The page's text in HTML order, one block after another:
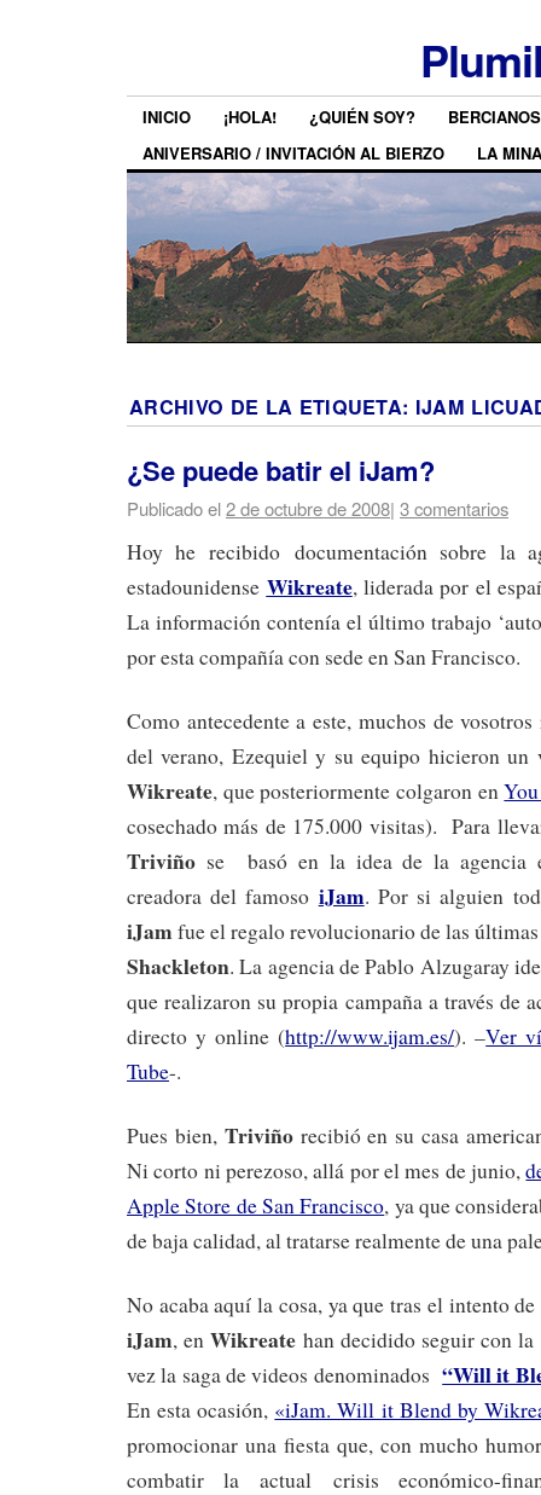
INICIO ¡HOLA! ¿QUIÉN SOY?
ANIVERSARIO / INVITACIÓN AL BIERZO
LA MINA
ARCHIVO DE LA ETIQUETA: IJAM
¿Se puede batir el iJam?
Publicado el2 de octubre de 2008| 3 comentarios
Hoy he recibido documentación sobre la
estadounidense Wikreate, liderada por el
La información contenía el último trabajo
por esta compañía con sede en San Francisco.
Como antecedente a este, muchos de
del verano, Ezequiel y su equipo hicieron un
Wikreate, que posteriormente colgaron en
cosechado más de 175.000 visitas). Para
Triviño se basó en la idea de la agencia
creadora del famoso iJam. Por si alguien
iJam fue el regalo revolucionario de las
Shackleton. La agencia de Pablo Alzugaray
que realizaron su propia campaña a través de
directo y online (http://www.ijam.es/). –Ver
Tube-.
Pues bien, Triviñorecibió en su casa
Ni corto ni perezoso, allá por el mes de junio,
Apple Store de San Francisco, ya que
de baja calidad, al tratarse realmente de una
No acaba aquí la cosa, ya que tras el intento
iJam, enWikreate han decidido seguir con
vez la saga de videos denominados“Will it
En esta ocasión, «iJam. Will it Blend by
promocionar una fiesta que, con mucho
combatir la actual crisis económico-